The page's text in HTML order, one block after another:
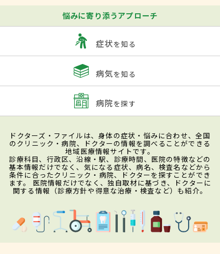
悩みに寄り添うアプローチ
症状を知る
病気を知る
病院を探す
ドクターズ・ファイルは、身体の症状・悩みに合わせ、全国
のクリニック・病院、ドクターの情報を調べることができる
地域医療情報サイトです。
診療科目、行政区、沿線・駅、診療時間、医院の特徴などの
基本情報だけでなく、気になる症状、病名、検査名などから
条件に合ったクリニック・病院、ドクターを探すことができ
ます。 医院情報だけでなく、独自取材に基づき、ドクターに
関する情報（診療方針や得意な治療・検査など）も紹介。